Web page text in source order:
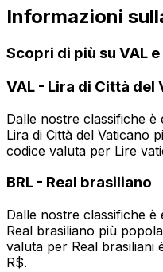
Informazioni
Scopri di più su VAL e
VAL - Lira di Città del
Dalle nostre classifiche è
Lira di Città del Vaticano
codice valuta per Lire
BRL - Real brasiliano
Dalle nostre classifiche è
Real brasiliano più
valuta per Real brasiliani
R$.